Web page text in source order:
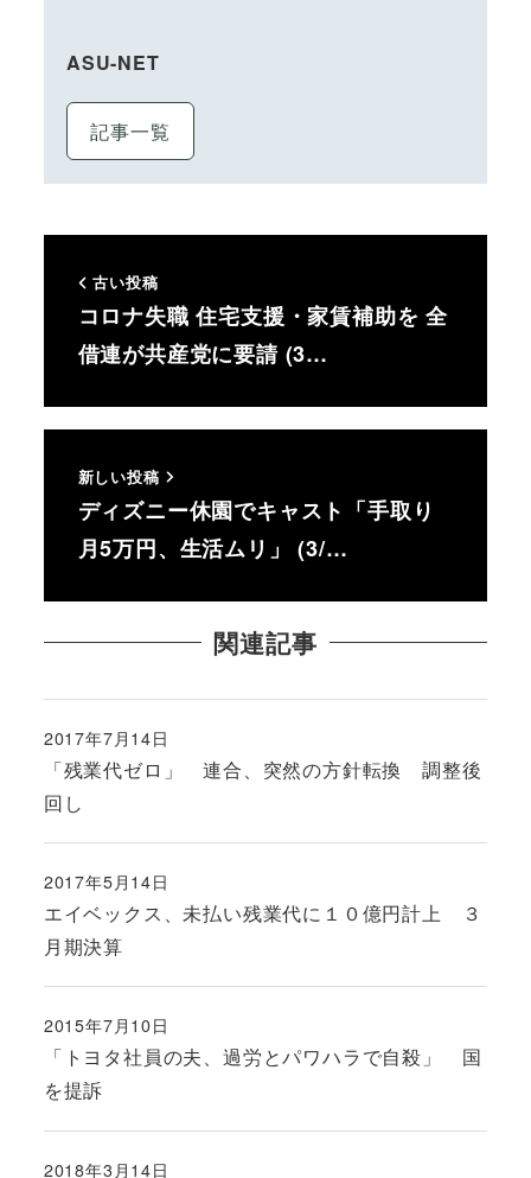
ASU-NET
記事一覧
古い投稿
コロナ失職 住宅支援・家賃補助を 全
借連が共産党に要請 (3…
新しい投稿
ディズニー休園でキャスト「手取り
月5万円、生活ムリ」 (3/…
関連記事
「残業代ゼロ」 連合、突然の方針転換 調整後
回し
投稿日
2017年7月14日
エイベックス、未払い残業代に１０億円計上 ３
月期決算
投稿日
2017年5月14日
「トヨタ社員の夫、過労とパワハラで自殺」 国
を提訴
投稿日
2015年7月10日
2018年3月14日